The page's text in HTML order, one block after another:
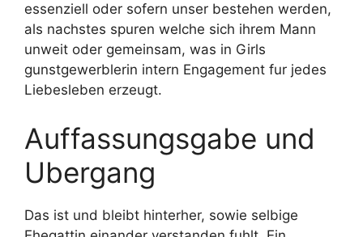
essenziell oder sofern unser bestehen werden,
als nachstes spuren welche sich ihrem Mann
unweit oder gemeinsam, was in Girls
gunstgewerblerin intern Engagement fur jedes
Liebesleben erzeugt.
Auffassungsgabe und
Ubergang
Das ist und bleibt hinterher, sowie selbige